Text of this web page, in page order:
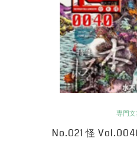
専門
No.021 怪